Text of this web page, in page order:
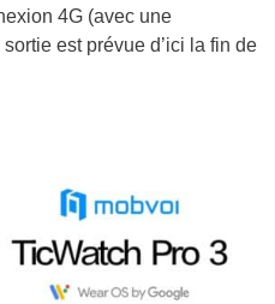
4G (avec une
est prévue d’ici la fin de